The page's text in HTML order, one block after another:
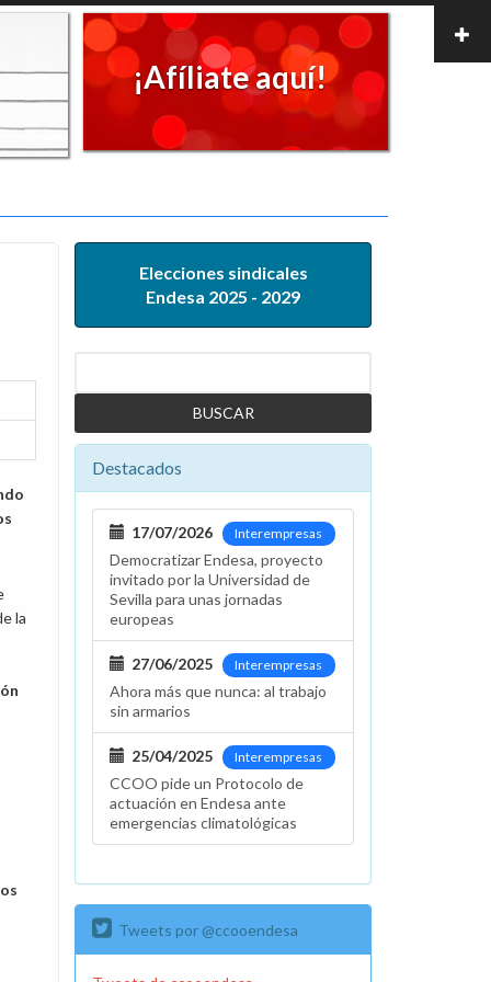
¡Afíliate aquí!
la
Elecciones sindicales
Endesa 2025 - 2029
Destacados
Interempresas
17/07/2026
Democratizar Endesa, proyecto
invitado por la Universidad de
Sevilla para unas jornadas
europeas
Interempresas
27/06/2025
Ahora más que nunca: al trabajo
sin armarios
Interempresas
25/04/2025
CCOO pide un Protocolo de
actuación en Endesa ante
emergencias climatológicas
Tweets por @ccooendesa